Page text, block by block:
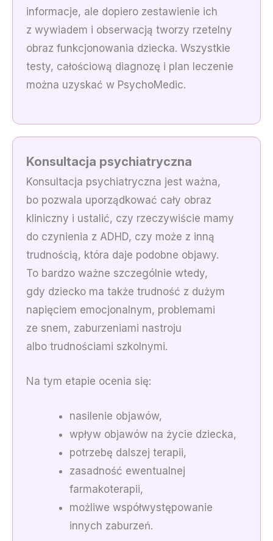
informacje, ale dopiero zestawienie ich
z wywiadem i obserwacją tworzy rzetelny
obraz funkcjonowania dziecka. Wszystkie
testy, całościową diagnozę i plan leczenie
można uzyskać w PsychoMedic.
Konsultacja psychiatryczna
Konsultacja psychiatryczna jest ważna,
bo pozwala uporządkować cały obraz
kliniczny i ustalić, czy rzeczywiście mamy
do czynienia z ADHD, czy może z inną
trudnością, która daje podobne objawy.
To bardzo ważne szczególnie wtedy,
gdy dziecko ma także trudność z dużym
napięciem emocjonalnym, problemami
ze snem, zaburzeniami nastroju
albo trudnościami szkolnymi.
Na tym etapie ocenia się:
nasilenie objawów,
wpływ objawów na życie dziecka,
potrzebę dalszej terapii,
zasadność ewentualnej
farmakoterapii,
możliwe współwystępowanie
innych zaburzeń.